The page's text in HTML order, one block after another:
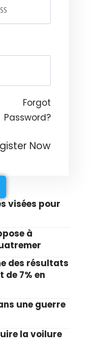
Forgot
Password?
Now
visées pour
à
des résultats
de 7% en
une guerre
la voilure